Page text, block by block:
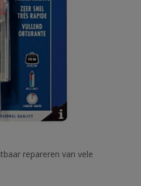
repareren van vele